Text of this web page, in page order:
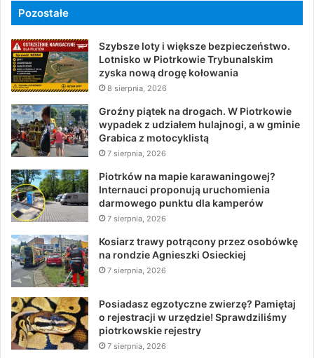
Pozostałe
Szybsze loty i większe bezpieczeństwo.
Lotnisko w Piotrkowie Trybunalskim
zyska nową drogę kołowania
8 sierpnia, 2026
Groźny piątek na drogach. W Piotrkowie
wypadek z udziałem hulajnogi, a w gminie
Grabica z motocyklistą
7 sierpnia, 2026
Piotrków na mapie karawaningowej?
Internauci proponują uruchomienia
darmowego punktu dla kamperów
7 sierpnia, 2026
Kosiarz trawy potrącony przez osobówkę
na rondzie Agnieszki Osieckiej
7 sierpnia, 2026
Posiadasz egzotyczne zwierzę? Pamiętaj
o rejestracji w urzędzie! Sprawdziliśmy
piotrkowskie rejestry
7 sierpnia, 2026